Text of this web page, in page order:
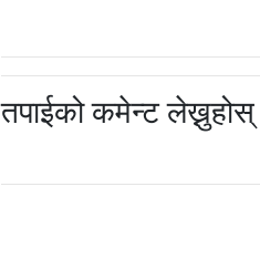
तपाईको कमेन्ट लेख्नुहोस्